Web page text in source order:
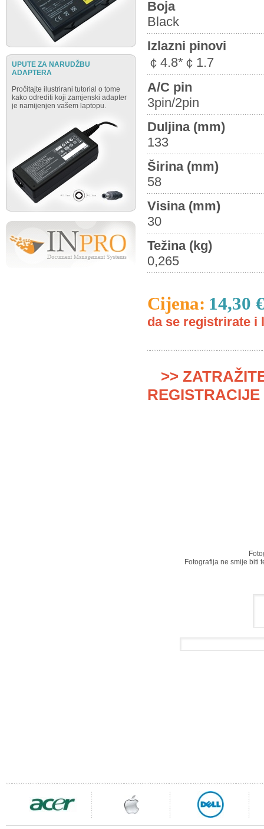
UPUTE ZA NARUDŽBU
ADAPTERA
Pročitajte ilustrirani tutorial o tome
kako odrediti koji zamjenski adapter
je namijenjen vašem laptopu.
Boja
Black
Izlazni pinovi
￠4.8*￠1.7
A/C pin
3pin/2pin
Duljina (mm)
133
Širina (mm)
58
Visina (mm)
30
Težina (kg)
0,265
Cijena: 14,30
da se registrirate i
>>
Fotografija ne smije biti